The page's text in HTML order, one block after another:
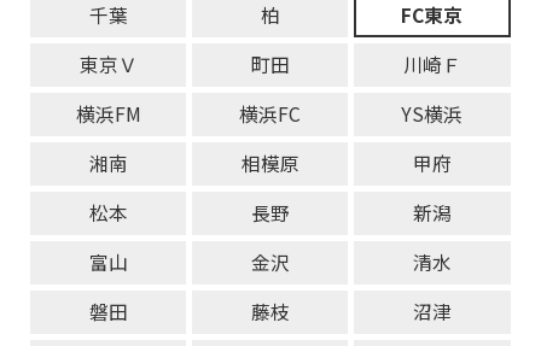
千葉
柏
FC東京
東京Ｖ
町田
川崎Ｆ
横浜FM
横浜FC
YS横浜
湘南
相模原
甲府
松本
長野
新潟
富山
金沢
清水
磐田
藤枝
沼津